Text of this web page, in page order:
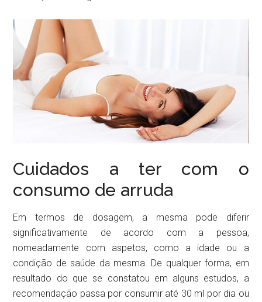
Cuidados a ter com o
consumo de arruda
Em termos de dosagem, a mesma pode diferir
significativamente de acordo com a pessoa,
nomeadamente com aspetos, como a idade ou a
condição de saúde da mesma. De qualquer forma, em
resultado do que se constatou em alguns estudos, a
recomendação passa por consumir até 30 ml por dia ou